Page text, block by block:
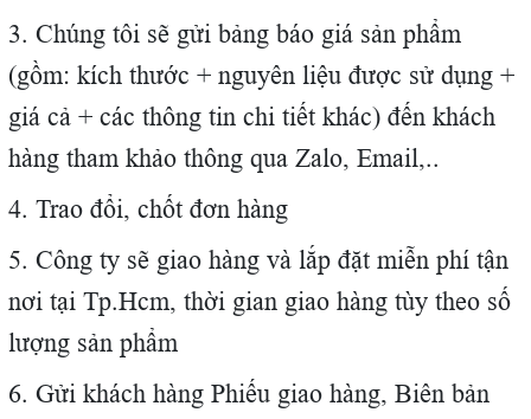
3. Chúng tôi sẽ gửi bảng báo giá sản phẩm
(gồm: kích thước + nguyên liệu được sử dụng +
giá cả + các thông tin chi tiết khác) đến khách
hàng tham khảo thông qua Zalo, Email,..
4. Trao đổi, chốt đơn hàng
5. Công ty sẽ giao hàng và lắp đặt miễn phí tận
nơi tại Tp.Hcm, thời gian giao hàng tùy theo số
lượng sản phẩm
6. Gửi khách hàng Phiếu giao hàng, Biên bản